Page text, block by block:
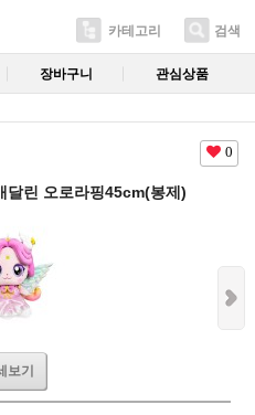
카테고리 검색
장바구니 관심상품
0
달린 오로라핑45cm(봉제)
보기